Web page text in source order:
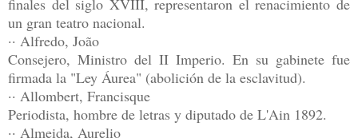
un gran teatro nacional.
·· Alfredo, João
Consejero, Ministro del II Imperio. En su gabinete fue
firmada la "Ley Áurea" (abolición de la esclavitud).
·· Allombert, Francisque
Periodista, hombre de letras y diputado de L'Ain 1892.
·· Almeida, Aurelio